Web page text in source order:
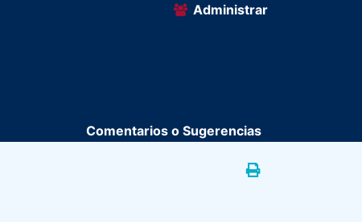
Administrar
Comentarios o Sugerencias